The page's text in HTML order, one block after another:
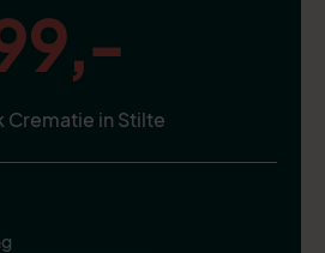
Crematie in Stilte